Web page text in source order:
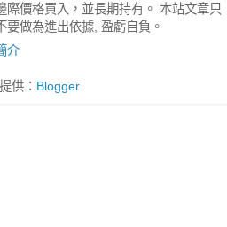
際價格買入，並長期持有。 本站文章只
要做為進出依據, 盈虧自負。
介
供： Blogger.